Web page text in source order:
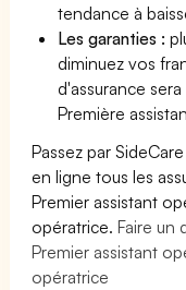
tendance à
Les garanties :
diminuez vos
d'assurance
Première
Passez par
en ligne tous les
Premier assistant
opératrice.Faire un
Premier assistant
opératrice